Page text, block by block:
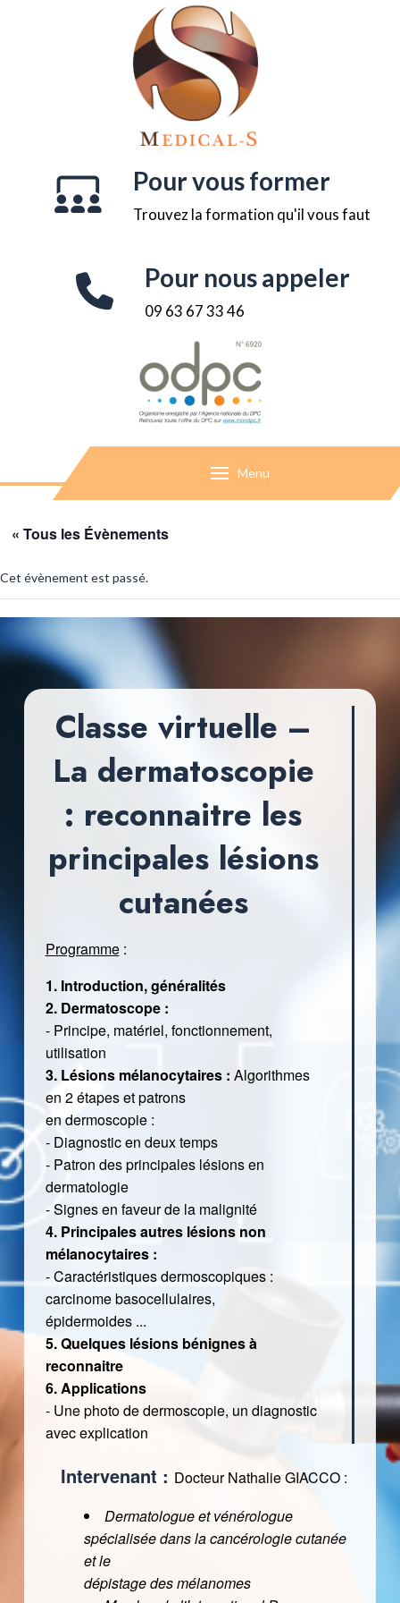
Pour vous former
Trouvez la formation qu'il vous faut
Pour nous appeler
09 63 67 33 46
Menu
« Tous les Évènements
Cet évènement est passé.
Classe virtuelle –
La dermatoscopie
: reconnaitre les
principales lésions
cutanées
Programme:
1. Introduction, généralités
2. Dermatoscope :
- Principe, matériel, fonctionnement,
utilisation
3. Lésions mélanocytaires : Algorithmes
en 2 étapes et patrons
en dermoscopie :
- Diagnostic en deux temps
- Patron des principales lésions en
dermatologie
- Signes en faveur de la malignité
4. Principales autres lésions non
mélanocytaires :
- Caractéristiques dermoscopiques :
carcinome basocellulaires,
épidermoides ...
5. Quelques lésions bénignes à
reconnaitre
6. Applications
- Une photo de dermoscopie, un diagnostic
avec explication
Intervenant : Docteur Nathalie GIACCO :
Dermatologue et vénérologue
spécialisée dans la cancérologie cutanée
et le
dépistage des mélanomes